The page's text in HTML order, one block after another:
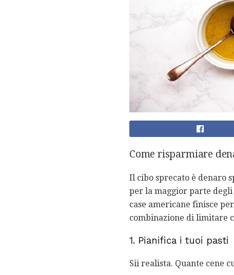
Come risparmiare
Il cibo sprecato è denaro
per la maggior parte
case americane finisce
combinazione di limitare
1. Pianifica i tuoi pasti
Sii realista. Quante cene